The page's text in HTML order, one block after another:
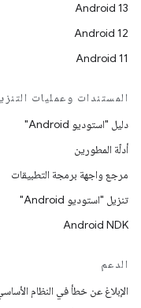
Android 13
Android 12
Android 11
المستندات وعمليات
دليل "استوديو Android"
أدلّة المطورين
مرجع واجهة برمجة التطبيقات
تنزيل "استوديو Android"
Android NDK
الدعم
الإبلاغ عن خطأ في النظام